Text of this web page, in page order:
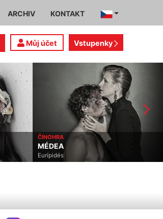
ARCHIV KONTAKT
Můj účet Vstupenky
MUZIKÁL
KINKY BOOTS
Cyndi Lauper, Harvey